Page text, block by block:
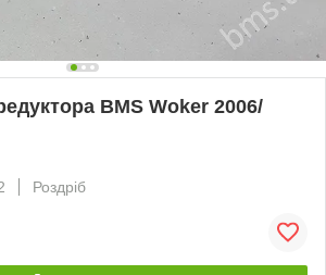
BMS Woker 2006/
Роздріб